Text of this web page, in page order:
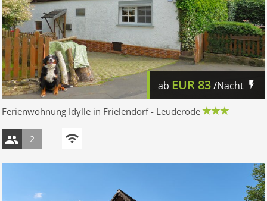
ab EUR 83/Nacht
Ferienwohnung Idylle in Frielendorf - Leuderode
2